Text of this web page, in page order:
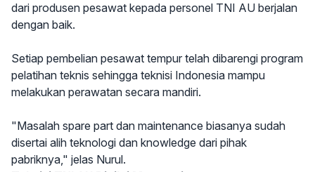
dari produsen pesawat kepada personel TNI AU berjalan
dengan baik.
Setiap pembelian pesawat tempur telah dibarengi program
pelatihan teknis sehingga teknisi Indonesia mampu
melakukan perawatan secara mandiri.
"Masalah spare part dan maintenance biasanya sudah
disertai alih teknologi dan knowledge dari pihak
pabriknya," jelas Nurul.